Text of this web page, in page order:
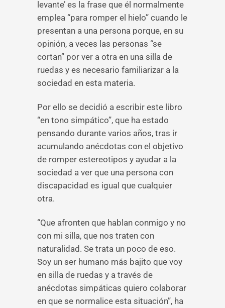
levante’ es la frase que él normalmente
emplea “para romper el hielo” cuando le
presentan a una persona porque, en su
opinión, a veces las personas “se
cortan” por ver a otra en una silla de
ruedas y es necesario familiarizar a la
sociedad en esta materia.
Por ello se decidió a escribir este libro
“en tono simpático”, que ha estado
pensando durante varios años, tras ir
acumulando anécdotas con el objetivo
de romper estereotipos y ayudar a la
sociedad a ver que una persona con
discapacidad es igual que cualquier
otra.
“Que afronten que hablan conmigo y no
con mi silla, que nos traten con
naturalidad. Se trata un poco de eso.
Soy un ser humano más bajito que voy
en silla de ruedas y a través de
anécdotas simpáticas quiero colaborar
en que se normalice esta situación”, ha